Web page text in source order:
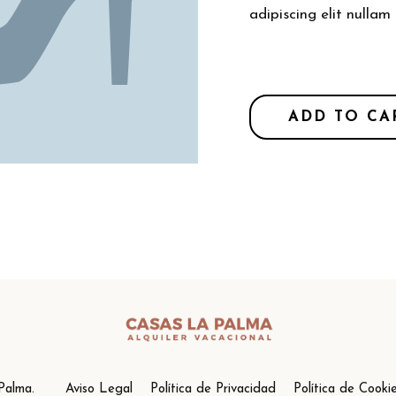
adipiscing elit nullam
ADD TO
Palma. Aviso Legal Política de Privacidad Política de